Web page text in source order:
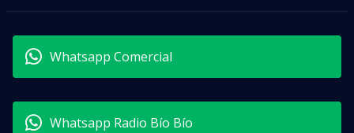
Whatsapp Comercial
Whatsapp Radio Bío Bío